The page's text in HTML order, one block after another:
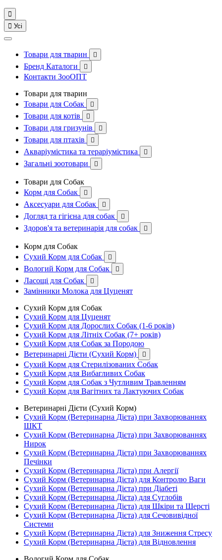

 Усі
Товари для тварин 
Бренд Каталоги 
Контакти ЗооОПТ
Товари для тварин
Товари для Собак

Товари для котів 
Товари для гризунів 
Товари для птахів 
Акваріумістика та тераріумістика 
Загальні зоотовари 
Товари для Собак
Корм для Собак

Аксесуари для Собак 
Догляд та гігієна для собак 
Здоров'я та ветеринарія для собак 
Корм для Собак
Сухий Корм для Собак

Вологий Корм для Собак 
Ласощі для Собак 
Замінники Молока для Цуценят
Сухий Корм для Собак
Сухий Корм для Цуценят
Сухий Корм для Дорослих Собак (1-6 років)
Сухий Корм для Літніх Собак (7+ років)
Сухий Корм для Собак за Породою
Ветеринарні Дієти (Сухий Корм)

Сухий Корм для Стерилізованих Собак
Сухий Корм для Вибагливих Собак
Сухий Корм для Собак з Чутливим Травленням
Сухий Корм для Вагітних та Лактуючих Собак
Ветеринарні Дієти (Сухий Корм)
Сухий Корм (Ветеринарна Дієта) при Захворюваннях
ШКТ
Сухий Корм (Ветеринарна Дієта) при Захворюваннях
Нирок
Сухий Корм (Ветеринарна Дієта) при Захворюваннях
Печінки
Сухий Корм (Ветеринарна Дієта) при Алергії
Сухий Корм (Ветеринарна Дієта) для Контролю Ваги
Сухий Корм (Ветеринарна Дієта) при Діабеті
Сухий Корм (Ветеринарна Дієта) для Суглобів
Сухий Корм (Ветеринарна Дієта) для Шкіри та Шерсті
Сухий Корм (Ветеринарна Дієта) для Сечовивідної
Системи
Сухий Корм (Ветеринарна Дієта) для Зниження Стресу
Сухий Корм (Ветеринарна Дієта) для Відновлення